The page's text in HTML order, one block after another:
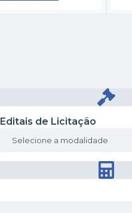
Editais de Licitação